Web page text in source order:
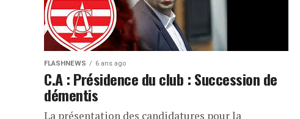
FLASHNEWS 6 ans ago
C.A : Présidence du club : Succession de
démentis
La présentation des candidatures pour la